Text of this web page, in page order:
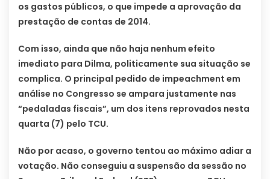
os gastos públicos, o que impede a aprovação da
prestação de contas de 2014.
Com isso, ainda que não haja nenhum efeito
imediato para Dilma, politicamente sua situação se
complica. O principal pedido de impeachment em
análise no Congresso se ampara justamente nas
“pedaladas fiscais”, um dos itens reprovados nesta
quarta (7) pelo TCU.
Não por acaso, o governo tentou ao máximo adiar a
votação. Não conseguiu a suspensão da sessão no